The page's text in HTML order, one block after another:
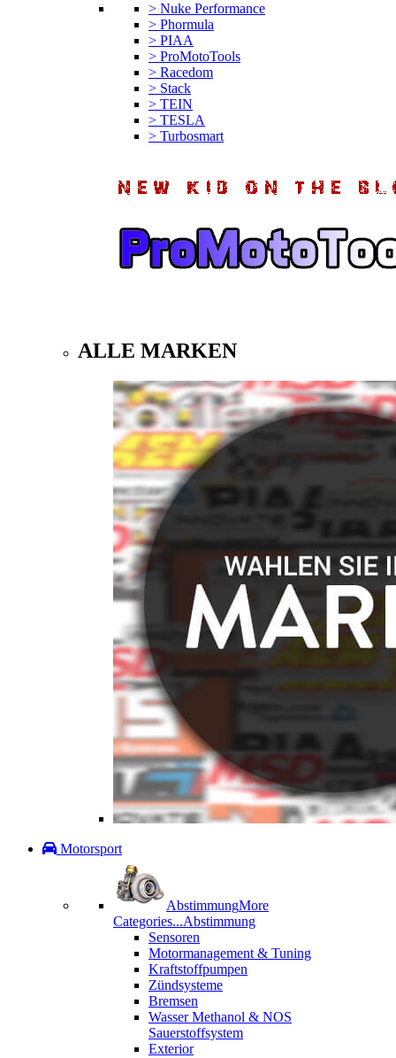
> Nuke Performance
> Phormula
> PIAA
> ProMotoTools
> Racedom
> Stack
> TEIN
> TESLA
> Turbosmart
ALLE MARKEN
Motorsport
AbstimmungMore
Categories...Abstimmung
Sensoren
Motormanagement & Tuning
Kraftstoffpumpen
Zündsysteme
Bremsen
Wasser Methanol & NOS
Sauerstoffsystem
Exterior